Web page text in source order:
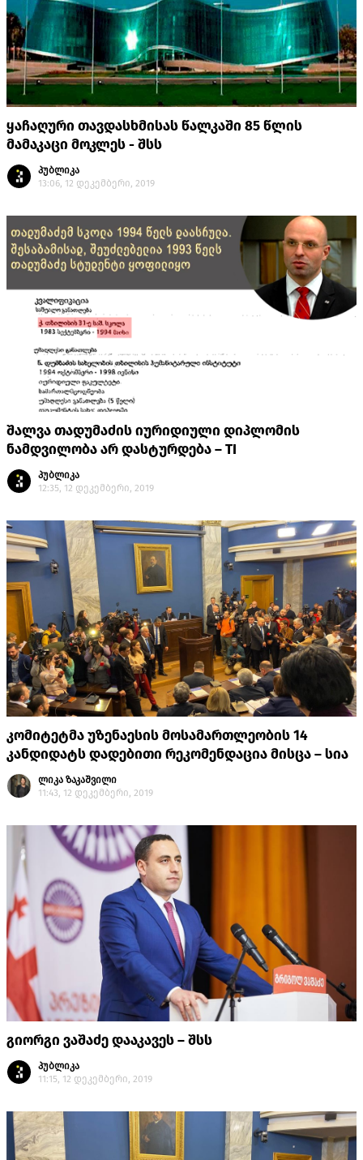
ყაჩაღური თავდასხმისას წალკაში 85 წლის
მამაკაცი მოკლეს - შსს
პუბლიკა
13:06, 12 დეკემბერი, 2019
შალვა თადუმაძის იურიდიული დიპლომის
ნამდვილობა არ დასტურდება – TI
პუბლიკა
12:35, 12 დეკემბერი, 2019
კომიტეტმა უზენაესის მოსამართლეობის 14
კანდიდატს დადებითი რეკომენდაცია მისცა – სია
ლიკა ზაკაშვილი
11:43, 12 დეკემბერი, 2019
გიორგი ვაშაძე დააკავეს – შსს
პუბლიკა
11:15, 12 დეკემბერი, 2019